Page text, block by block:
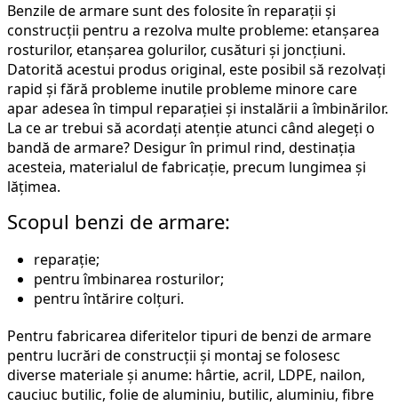
Benzile de armare sunt des folosite în reparații și
construcții pentru a rezolva multe probleme: etanșarea
rosturilor, etanșarea golurilor, cusături și joncțiuni.
Datorită acestui produs original, este posibil să rezolvați
rapid și fără probleme inutile probleme minore care
apar adesea în timpul reparației și instalării a îmbinărilor.
La ce ar trebui să acordați atenție atunci când alegeți o
bandă de armare? Desigur în primul rind, destinația
acesteia, materialul de fabricație, precum lungimea și
lățimea.
Scopul benzi de armare:
reparație;
pentru îmbinarea rosturilor;
pentru întărire colțuri.
Pentru fabricarea diferitelor tipuri de benzi de armare
pentru lucrări de construcții și montaj se folosesc
diverse materiale și anume: hârtie, acril, LDPE, nailon,
cauciuc butilic, folie de aluminiu, butilic, aluminiu, fibre